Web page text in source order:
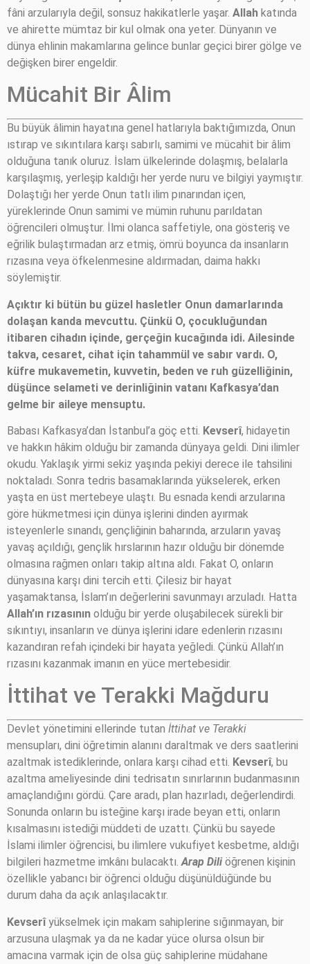
fâni arzularıyla değil, sonsuz hakikatlerle yaşar. Allah katında
ve ahirette mümtaz bir kul olmak ona yeter. Dünyanın ve
dünya ehlinin makamlarına gelince bunlar geçici birer gölge ve
değişken birer engeldir.
Mücahit Bir Âlim
Bu büyük âlimin hayatına genel hatlarıyla baktığımızda, Onun
ıstırap ve sıkıntılara karşı sabırlı, samimi ve mücahit bir âlim
olduğuna tanık oluruz. İslam ülkelerinde dolaşmış, belalarla
karşılaşmış, yerleşip kaldığı her yerde nuru ve bilgiyi yaymıştır.
Dolaştığı her yerde Onun tatlı ilim pınarından içen,
yüreklerinde Onun samimi ve mümin ruhunu parıldatan
öğrencileri olmuştur. İlmi olanca saffetiyle, ona gösteriş ve
eğrilik bulaştırmadan arz etmiş, ömrü boyunca da insanların
rızasına veya öfkelenmesine aldırmadan, daima hakkı
söylemiştir.
Açıktır ki bütün bu güzel hasletler Onun damarlarında
dolaşan kanda mevcuttu. Çünkü O, çocukluğundan
itibaren cihadın içinde, gerçeğin kucağında idi. Ailesinde
takva, cesaret, cihat için tahammül ve sabır vardı. O,
küfre mukavemetin, kuvvetin, beden ve ruh güzelliğinin,
düşünce selameti ve derinliğinin vatanı Kafkasya’dan
gelme bir aileye mensuptu.
Babası Kafkasya’dan İstanbul’a göç etti. Kevserî, hidayetin
ve hakkın hâkim olduğu bir zamanda dünyaya geldi. Dini ilimler
okudu. Yaklaşık yirmi sekiz yaşında pekiyi derece ile tahsilini
noktaladı. Sonra tedris basamaklarında yükselerek, erken
yaşta en üst mertebeye ulaştı. Bu esnada kendi arzularına
göre hükmetmesi için dünya işlerini dinden ayırmak
isteyenlerle sınandı, gençliğinin baharında, arzuların yavaş
yavaş açıldığı, gençlik hırslarının hazır olduğu bir dönemde
olmasına rağmen onları takip altına aldı. Fakat O, onların
dünyasına karşı dini tercih etti. Çilesiz bir hayat
yaşamaktansa, İslam’ın değerlerini savunmayı arzuladı. Hatta
Allah’ın rızasının olduğu bir yerde oluşabilecek sürekli bir
sıkıntıyı, insanların ve dünya işlerini idare edenlerin rızasını
kazandıran refah içindeki bir hayata yeğledi. Çünkü Allah’ın
rızasını kazanmak imanın en yüce mertebesidir.
İttihat ve Terakki Mağduru
Devlet yönetimini ellerinde tutan İttihat ve Terakki
mensupları, dini öğretimin alanını daraltmak ve ders saatlerini
azaltmak istediklerinde, onlara karşı cihad etti. Kevserî, bu
azaltma ameliyesinde dini tedrisatın sınırlarının budanmasının
amaçlandığını gördü. Çare aradı, plan hazırladı, değerlendirdi.
Sonunda onların bu isteğine karşı irade beyan etti, onların
kısalmasını istediği müddeti de uzattı. Çünkü bu sayede
İslami ilimler öğrencisi, bu ilimlere vukufiyet kesbetme, aldığı
bilgileri hazmetme imkânı bulacaktı.Arap Dili öğrenen kişinin
özellikle yabancı bir öğrenci olduğu düşünüldüğünde bu
durum daha da açık anlaşılacaktır.
Kevserîyükselmek için makam sahiplerine sığınmayan, bir
arzusuna ulaşmak ya da ne kadar yüce olursa olsun bir
amacına varmak için de olsa güç sahiplerine müdahane